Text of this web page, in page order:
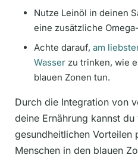
Nutze Leinöl in deinen
eine zusätzliche
Achte darauf, am
Wasser zu trinken, wie
blauen Zonen tun.
Durch die Integration von
deine Ernährung kannst du
gesundheitlichen
Menschen in den blauen